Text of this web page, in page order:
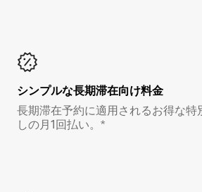
シンプルな長期滞在向け料金
長期滞在予約に適用されるお得な特
しの月1回払い。*